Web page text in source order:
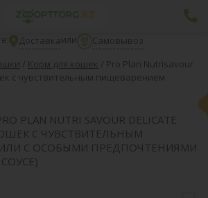
Доставкаили
Самовывоз
/ Корм для кошек / Pro Plan Nutrisavour
с чувствительным пищеварением
PLAN NUTRI SAVOUR DELICATE
С ЧУВСТВИТЕЛЬНЫМ
С ОСОБЫМИ ПРЕДПОЧТЕНИЯМИ